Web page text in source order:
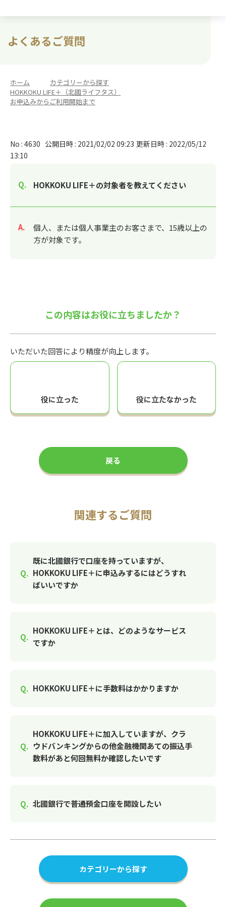
よくあるご質問
ホーム カテゴリーから探す
HOKKOKU LIFE＋（北國ライフタス）
お申込みからご利用開始まで
No : 4630 公開日時 : 2021/02/02 09:23 更新日時 : 2022/05/12
13:10
HOKKOKU LIFE＋の対象者を教えてください
回答
個人、または個人事業主のお客さまで、15歳以上の
方が対象です。
この内容はお役に立ちましたか？
いただいた回答により精度が向上します。
役に立った 役に立たなかった
戻る
関連するご質問
既に北國銀行で口座を持っていますが、
HOKKOKU LIFE＋に申込みするにはどうすれ
ばいいですか
HOKKOKU LIFE＋とは、どのようなサービス
ですか
HOKKOKU LIFE＋に手数料はかかりますか
HOKKOKU LIFE＋に加入していますが、クラ
ウドバンキングからの他金融機関あての振込手
数料があと何回無料か確認したいです
北國銀行で普通預金口座を開設したい
カテゴリーから探す